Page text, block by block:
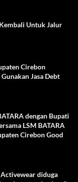
Untuk Jalur
Cirebon
Jasa Debt
dengan Bupati
LSM BATARA
Cirebon Good
Activewear diduga